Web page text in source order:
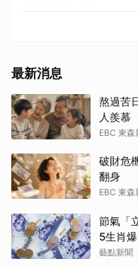
最新消息
熬過苦
人羨慕
EBC 東森
破財危
翻身
EBC 東森
節氣「
5生肖
藝點新聞